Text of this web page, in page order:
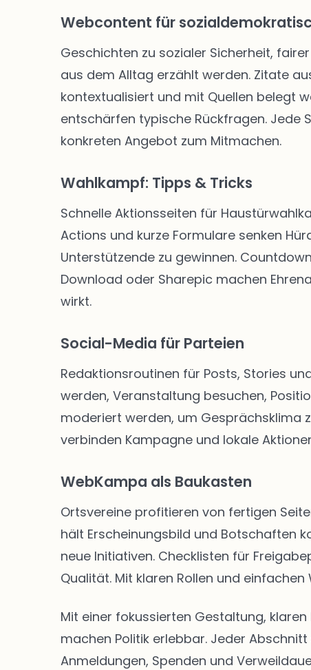
Webcontent für
Geschichten zu sozialer Sicherheit,
aus dem Alltag erzählt werden. Zitate
kontextualisiert und mit Quellen belegt
entschärfen typische Rückfragen. Jede
konkreten Angebot zum Mitmachen.
Wahlkampf: Tipps & Tricks
Schnelle Aktionsseiten für
Actions und kurze Formulare senken
Unterstützende zu gewinnen.
Download oder Sharepic machen
wirkt.
Social-Media für Parteien
Redaktionsroutinen für Posts, Stories
werden, Veranstaltung besuchen,
moderiert werden, um Gesprächsklima
verbinden Kampagne und lokale
WebKampa als Baukasten
Ortsvereine profitieren von fertigen
hält Erscheinungsbild und Botschaften
neue Initiativen. Checklisten für
Qualität. Mit klaren Rollen und
Mit einer fokussierten Gestaltung,
machen Politik erlebbar. Jeder
Anmeldungen, Spenden und